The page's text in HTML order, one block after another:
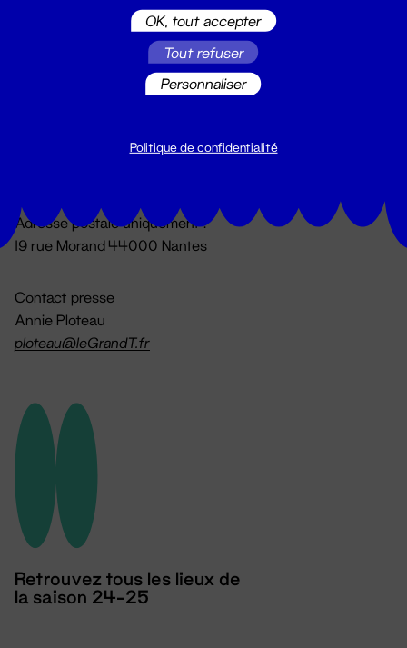
Du lundi au vendredi 14h → 18h
Adresse postale uniquement :
19 rue Morand 44000 Nantes
Contact presse
Annie Ploteau
ploteau@leGrandT.fr
Retrouvez tous les lieux de
la saison 24-25
OK, tout accepter
Tout refuser
Personnaliser
Politique de confidentialité